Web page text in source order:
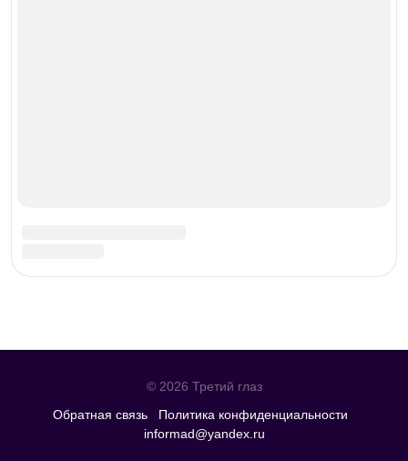
Обратная связь
Политика конфиденциальности
informad@yandex.ru